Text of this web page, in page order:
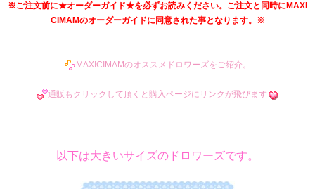
※ご注文前に★オーダーガイド★を必ずお読みください。ご注文と同時にMAXI
CIMAMのオーダーガイドに同意された事となります。※
MAXICIMAMのオススメドロワーズをご紹介。
通販もクリックして頂くと購入ページにリンクが飛びます
以下は大きいサイズのドロワーズです。